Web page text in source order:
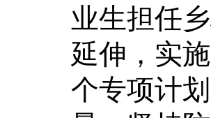
业生担任
延伸，实
个专项计